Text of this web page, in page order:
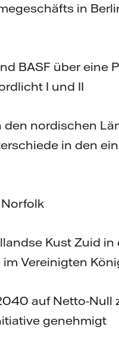
in
BASF über eine
I und II
nordischen
in den
Kust Zuid
Vereinigten
auf Netto-Null
genehmigt